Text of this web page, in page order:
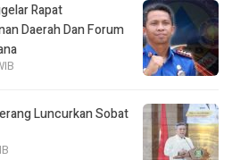
Rapat
Daerah Dan Forum
Luncurkan Sobat